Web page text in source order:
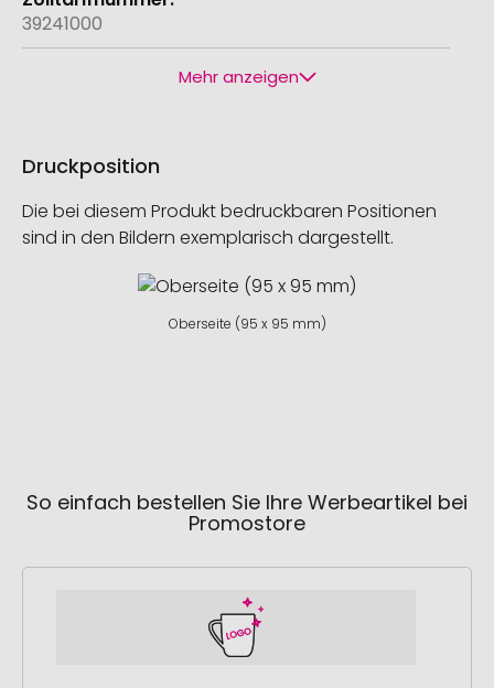
39241000
Mehr anzeigen
Druckposition
Die bei diesem Produkt bedruckbaren Positionen
sind in den Bildern exemplarisch dargestellt.
Oberseite (95 x 95 mm)
So einfach bestellen Sie Ihre Werbeartikel bei
Promostore